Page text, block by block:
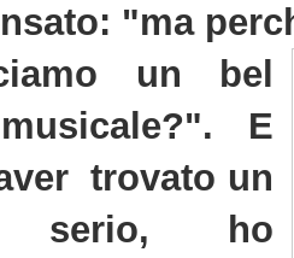
"ma
un bel
E
trovato un
serio, ho